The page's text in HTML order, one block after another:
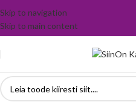
Skip to navigation
Skip to main content